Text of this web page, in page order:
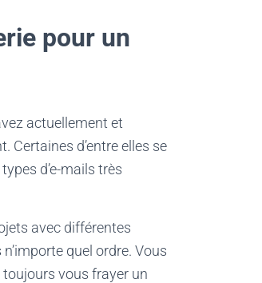
pour un
actuellement et
Certaines d’entre elles se
d’e-mails très
avec différentes
quel ordre. Vous
vous frayer un